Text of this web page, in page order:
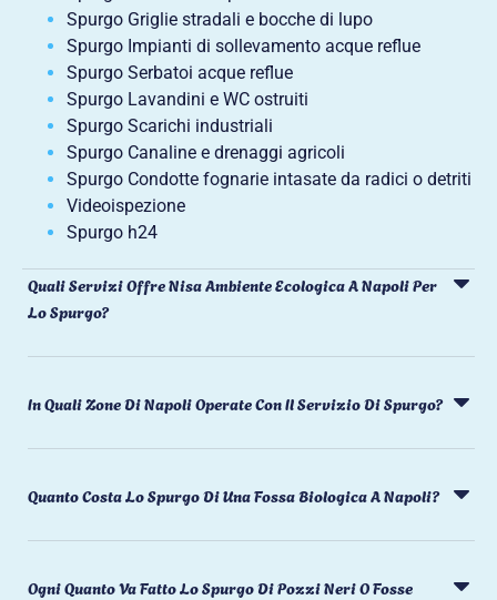
Spurgo Griglie stradali e bocche di lupo
Spurgo Impianti di sollevamento acque reflue
Spurgo Serbatoi acque reflue
Spurgo Lavandini e WC ostruiti
Spurgo Scarichi industriali
Spurgo Canaline e drenaggi agricoli
Spurgo Condotte fognarie intasate da radici o detriti
Videoispezione
Spurgo h24
Quali Servizi Offre Nisa Ambiente Ecologica A Napoli Per
Lo Spurgo?
In Quali Zone Di Napoli Operate Con Il Servizio Di Spurgo?
Quanto Costa Lo Spurgo Di Una Fossa Biologica A Napoli?
Ogni Quanto Va Fatto Lo Spurgo Di Pozzi Neri O Fosse